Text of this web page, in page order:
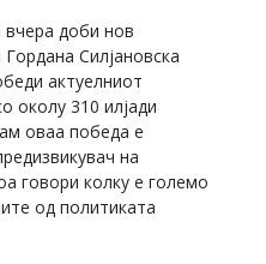
доби нов
Силјановска
актуелниот
околу 310 илјади
оваа победа е
на
говори колку е големо
од политиката